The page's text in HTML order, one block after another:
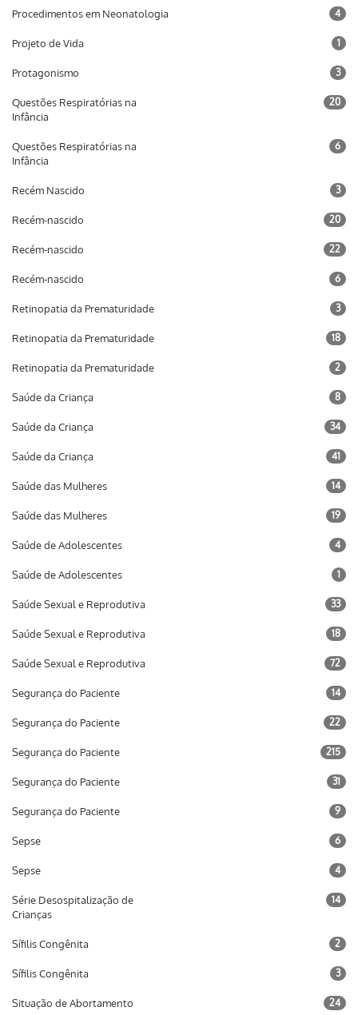
Procedimentos em Neonatologia 4
Projeto de Vida 1
Protagonismo 3
Questões Respiratórias na
Infância
20
Questões Respiratórias na
Infância
6
Recém Nascido 3
Recém-nascido 20
Recém-nascido 22
Recém-nascido 6
Retinopatia da Prematuridade 3
Retinopatia da Prematuridade 18
Retinopatia da Prematuridade 2
Saúde da Criança 8
Saúde da Criança 34
Saúde da Criança 41
Saúde das Mulheres 14
Saúde das Mulheres 19
Saúde de Adolescentes 4
Saúde de Adolescentes 1
Saúde Sexual e Reprodutiva 33
Saúde Sexual e Reprodutiva 18
Saúde Sexual e Reprodutiva 72
Segurança do Paciente 14
Segurança do Paciente 22
Segurança do Paciente 215
Segurança do Paciente 31
Segurança do Paciente 9
Sepse 6
Sepse 4
Série Desospitalização de
Crianças
14
Sífilis Congênita 2
Sífilis Congênita 3
Situação de Abortamento 24